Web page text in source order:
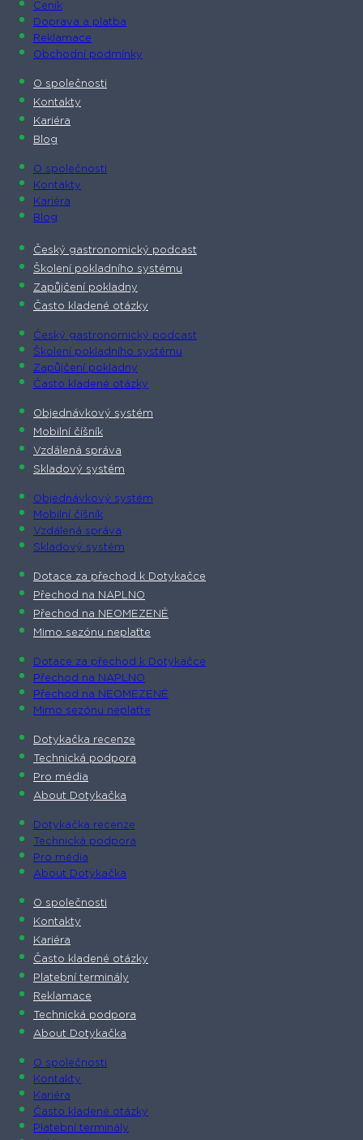
Ceník
Doprava a platba
Reklamace
Obchodní podmínky
O společnosti​
Kontakty
Kariéra
Blog
O společnosti​
Kontakty
Kariéra
Blog
Český gastronomický podcast​
Školení pokladního systému
Zapůjčení pokladny
Často kladené otázky
Český gastronomický podcast​
Školení pokladního systému
Zapůjčení pokladny
Často kladené otázky
Objednávkový systém
Mobilní číšník
Vzdálená správa
Skladový systém
Objednávkový systém
Mobilní číšník
Vzdálená správa
Skladový systém
Dotace za přechod k Dotykačce
Přechod na NAPLNO
Přechod na NEOMEZENĚ
Mimo sezónu neplaťte
Dotace za přechod k Dotykačce
Přechod na NAPLNO
Přechod na NEOMEZENĚ
Mimo sezónu neplaťte
Dotykačka recenze
Technická podpora
Pro média
About Dotykačka
Dotykačka recenze
Technická podpora
Pro média
About Dotykačka
O společnosti
Kontakty
Kariéra
Často kladené otázky
Platební terminály
Reklamace
Technická podpora
About Dotykačka
O společnosti
Kontakty
Kariéra
Často kladené otázky
Platební terminály